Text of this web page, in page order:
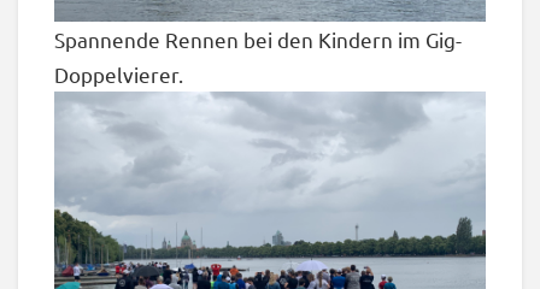
Spannende Rennen bei den Kindern im Gig-
Doppelvierer.